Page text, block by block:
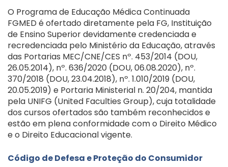
O Programa de Educação Médica Continuada
FGMED é ofertado diretamente pela FG, Instituição
de Ensino Superior devidamente credenciada e
recredenciada pelo Ministério da Educação, através
das Portarias MEC/CNE/CES nº. 453/2014 (DOU,
26.05.2014), nº. 636/2020 (DOU, 06.08.2020), nº.
370/2018 (DOU, 23.04.2018), nº. 1.010/2019 (DOU,
20.05.2019) e Portaria Ministerial n. 20/204, mantida
pela UNIFG (United Faculties Group), cuja totalidade
dos cursos ofertados são também reconhecidos e
estão em plena conformidade com o Direito Médico
e o Direito Educacional vigente.
Código de Defesa e Proteção do Consumidor